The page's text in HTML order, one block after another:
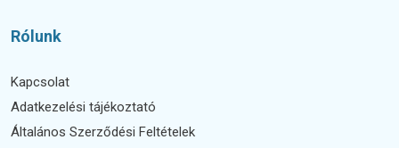
Rólunk
Kapcsolat
Adatkezelési tájékoztató
Általános Szerződési Feltételek